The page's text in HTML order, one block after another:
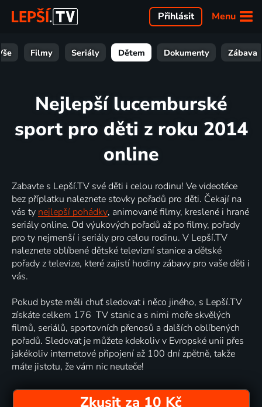
Menu
Přihlásit
Filmy Seriály Dětem Dokumenty Zábava
Nejlepší lucemburské
sport pro děti z roku 2014
online
Zabavte s Lepší.TV své děti i celou rodinu! Ve videotéce
bez příplatku naleznete stovky pořadů pro děti. Čekají na
vás ty nejlepší pohádky, animované filmy, kreslené i hrané
seriály online. Od výukových pořadů až po filmy, pořady
pro ty nejmenší i seriály pro celou rodinu. V Lepší.TV
naleznete oblíbené dětské televizní stanice a dětské
pořady z televize, které zajistí hodiny zábavy pro vaše děti i
vás.
Pokud byste měli chuť sledovat i něco jiného, s Lepší.TV
získáte celkem 176 TV stanic a s nimi moře skvělých
filmů, seriálů, sportovních přenosů a dalších oblíbených
pořadů. Sledovat je můžete kdekoliv v Evropské unii přes
jakékoliv internetové připojení až 100 dní zpětně, takže
máte jistotu, že vám nic neuteče!
Zkusit za 10 Kč